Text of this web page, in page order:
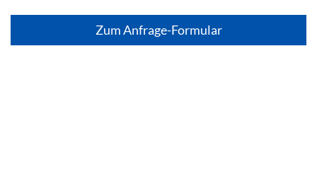
Zum Anfrage-Formular